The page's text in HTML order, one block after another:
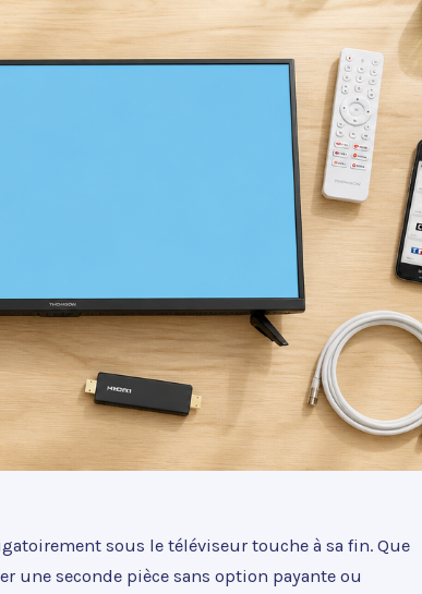
sous le téléviseur touche à sa fin. Que
une seconde pièce sans option payante ou